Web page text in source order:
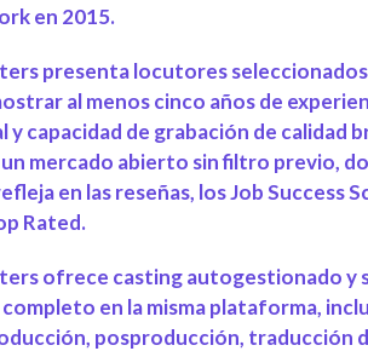
en 2015.
presenta locutores
al menos cinco años de
y capacidad de grabación de calidad
mercado abierto sin filtro previo,
en las reseñas, los Job Success
Rated.
ofrece casting autogestionado y
completo en la misma plataforma,
posproducción, traducción